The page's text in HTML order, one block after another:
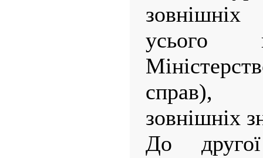
усього
справ),
зовнішніх
До